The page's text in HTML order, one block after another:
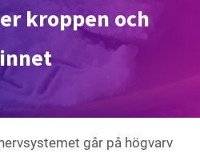
kroppen och
går på högvarv